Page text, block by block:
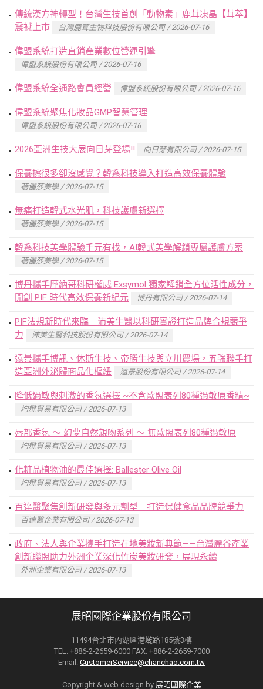
傳統漢方神轉型！台灣生技首創「動物素」鹿茸凍晶【茸萃】
震撼上市
台灣鹿茸生物科技股份有限公司 / 2026-07-16
偉盟系統打造直銷產業數位營運引擎
偉盟系統股份有限公司 / 2026-07-16
偉盟系統全通路會員經營 偉盟系統股份有限公司 / 2026-07-16
偉盟系統聚焦化妝品GMP智慧管理
偉盟系統股份有限公司 / 2026-07-16
2026亞洲生技大展向日芽登場!! 向日芽有限公司 / 2026-07-15
保養擦很多卻沒感覺？韓系科技導入打造高效保養體驗
蓓儷莎美學 / 2026-07-15
無痛打造韓式水光肌，科技護膚新選擇
蓓儷莎美學 / 2026-07-15
韓系科技美學體驗千元有找，AI韓式美學解鎖專屬護膚方案
蓓儷莎美學 / 2026-07-15
博丹攜手摩納哥科研權威 Exsymol 獨家解鎖全方位活性成分，
開創 PIF 時代高效保養新紀元
博丹有限公司 / 2026-07-14
PIF法規新時代來臨 沛美生醫以科研實證打造品牌合規競爭
力
沛美生醫科技股份有限公司 / 2026-07-14
遠景攜手博訊、休斯生技、帝勝生技與立川農場，五強聯手打
造亞洲外泌體商品化樞紐
遠景股份有限公司 / 2026-07-14
降低過敏與刺激的香氛選擇 ~不含歐盟表列80種過敏原香精~
均懋貿易有限公司 / 2026-07-13
唇部香氛 ～ 幻夢自然親吻系列 ～ 無歐盟表列80種過敏原
均懋貿易有限公司 / 2026-07-13
化粧品植物油的最佳選擇: Ballester Olive Oil
均懋貿易有限公司 / 2026-07-13
百達醫聚焦創新研發與多元劑型 打造保健食品品牌競爭力
百達醫企業有限公司 / 2026-07-13
政府、法人與企業攜手打造在地美妝新典範——台灣麗谷產業
創新聯盟助力外洲企業深化竹炭美妝研發，展現永續
外洲企業有限公司 / 2026-07-13
展昭國際企業股份有限公司
11494台北市內湖區港墘路185號3樓
TEL: +886-2-2659-6000 FAX: +886-2-2659-7000
Email: CustomerService@chanchao.com.tw
Copyright & web design by 展昭國際企業